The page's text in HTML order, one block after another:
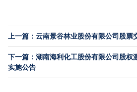
上一篇：云南景谷林业股份有限公司股票
下一篇：湖南海利化工股份有限公司股权
实施公告